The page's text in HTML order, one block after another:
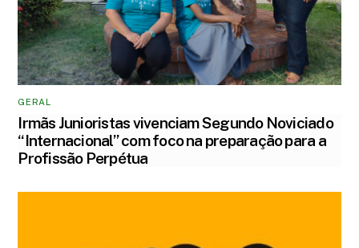
GERAL
Irmãs Junioristas vivenciam Segundo Noviciado
“Internacional” com foco na preparação para a
Profissão Perpétua